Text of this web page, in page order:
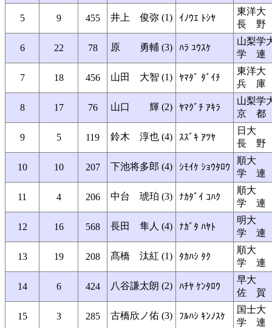
5 9 455 井上 俊弥 (1) ｲﾉｳｴ ﾄｼﾔ
東洋大
長 野
6 22 78 原 勇輔 (3) ﾊﾗ ﾕｳｽｹ
山梨学
学 連
7 18 456 山田 大智 (1) ﾔﾏﾀﾞ ﾀﾞｲﾁ
東洋大
兵 庫
8 17 76 山口 輝 (2) ﾔﾏｸﾞﾁ ｱｷﾗ
山梨学
京 都
9 5 119 鈴木 淳也 (4) ｽｽﾞｷ ｱﾂﾔ
日大
長 野
10 10 207 下池将多郎 (4) ｼﾓｲｹ ｼｮｳﾀﾛｳ
順大
学 連
11 4 206 中台 琥珀 (3) ﾅｶﾀﾞｲ ｺﾊｸ
順大
学 連
12 16 568 長田 隼人 (4) ﾅｶﾞﾀ ﾊﾔﾄ
明大
学 連
13 19 208 髙橋 汰紅 (1) ﾀｶﾊｼ ﾀｸ
順大
学 連
14 6 424 八谷謙太朗 (2) ﾊﾁﾔ ｹﾝﾀﾛｳ
早大
佐 賀
15 3 285 古橋欣ノ佑 (3) ﾌﾙﾊｼ ｷﾝﾉｽｹ
国士大
学 連